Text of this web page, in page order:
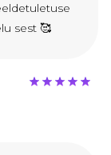
sest 🥰